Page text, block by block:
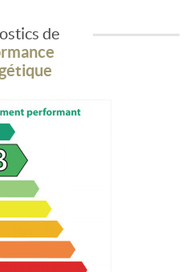
de